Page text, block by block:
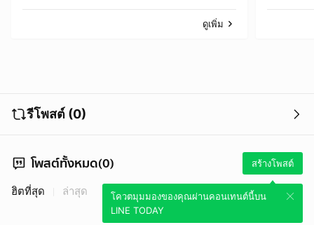
ดูเพิ่ม
รีโพสต์ (0)
โพสต์ทั้งหมด(0) สร้างโพสต์
โควตมุมมองของคุณผ่านคอนเทนต์นี้บน
LINE TODAY
ฮิตที่สุด ล่าสุด